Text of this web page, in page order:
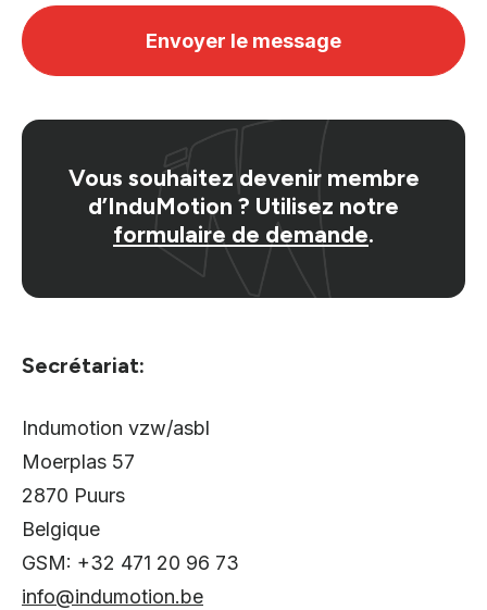
Envoyer le message
Vous souhaitez devenir membre
d’InduMotion ? Utilisez notre
formulaire de demande.
Secrétariat:
Indumotion vzw/asbl
Moerplas 57
2870 Puurs
Belgique
GSM: +32 471 20 96 73
info@indumotion.be